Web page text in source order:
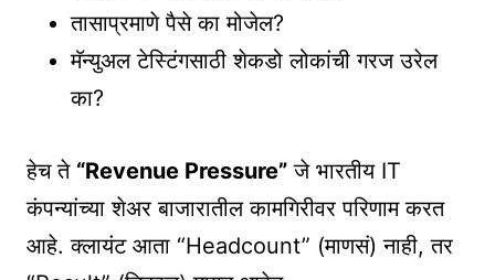
तासाप्रमाणे पैसे का मोजेल?
मॅन्युअल टेस्टिंगसाठी शेकडो लोकांची गरज उरेल
का?
हेच ते “Revenue Pressure” जे भारतीय IT
कंपन्यांच्या शेअर बाजारातील कामगिरीवर परिणाम करत
आहे. क्लायंट आता “Headcount” (माणसं) नाही, तर